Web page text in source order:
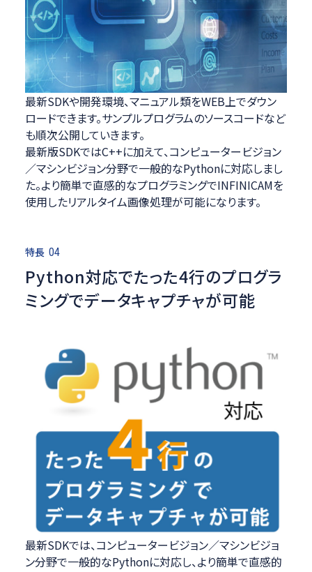
最新SDKや開発環境、マニュアル類をWEB上でダウン
ロードできます。サンプルプログラムのソースコードなど
も順次公開していきます。
最新版SDKではC++に加えて、コンピュータービジョン
／マシンビジョン分野で一般的なPythonに対応しまし
た。より簡単で直感的なプログラミングでINFINICAMを
使用したリアルタイム画像処理が可能になります。
特長 04
Python対応でたった4行のプログラ
ミングでデータキャプチャが可能
最新SDKでは、コンピュータービジョン／マシンビジョ
ン分野で一般的なPythonに対応し、より簡単で直感的